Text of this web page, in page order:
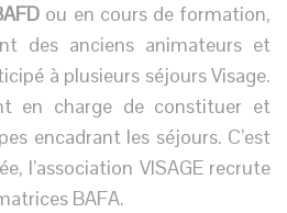
ou en cours de formation,
des anciens animateurs et
à plusieurs séjours Visage.
en charge de constituer et
encadrant les séjours. C’est
l’association VISAGE recrute
BAFA.